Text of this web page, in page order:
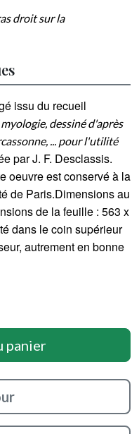
droit sur la
issu du recueil
dessiné d'après
... pour l'utilité
par J. F. Desclassis.
oeuvre est conservé à la
de Paris.Dimensions au
de la feuille : 563 x
dans le coin supérieur
autrement en bonne
panier